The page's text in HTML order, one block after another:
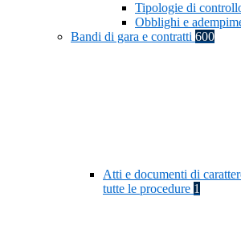
Tipologie di
Obblighi e
Bandi di gara e contratti 600
Atti e documenti di
tutte le procedure 1